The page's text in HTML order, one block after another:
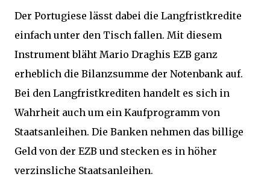
Der Portugiese lässt dabei die Langfristkredite
einfach unter den Tisch fallen. Mit diesem
Instrument bläht Mario Draghis EZB ganz
erheblich die Bilanzsumme der Notenbank auf.
Bei den Langfristkrediten handelt es sich in
Wahrheit auch um ein Kaufprogramm von
Staatsanleihen. Die Banken nehmen das billige
Geld von der EZB und stecken es in höher
verzinsliche Staatsanleihen.